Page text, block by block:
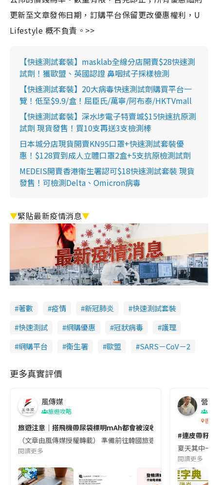
更新至文章發佈日期，訂購平台保留更改優惠權利，U
Lifestyle 概不負責。>>
【快速測試套裝】masklab全線分店開賣$28快速測
試劑！獲歐盟、英國認證 鼻咽拭子採樣檢測
【快速測試套裝】20大病毒快速測試劑購買平台一
覽！低至$9.9/盒！屈臣氏/萬寧/阿布泰/HKTVmall
【快速測試套裝】深水埗電子特賣城$15快速抗原測
試劑 現貨發售！買10支再送3支檢測棒
日本城分店現貨開賣KN95口罩+快速測試套裝優
惠！$128買到成人立體口罩2盒+5支抗原檢測試劑
MEDEIS開賣香港衛生署認可$18快速測試套裝 現貨
發售！可檢測Delta、Omicron病毒
▼緊貼最新疫情消息▼
著數 疫情 新冠肺炎
快速測試套裝
快速測試
網購優惠 冠狀病毒
護理
網購平台
衞生署 歐盟 SARS－CoV－2
更多真實評價
風傳媒
旅遊攻略
旅遊注意｜搭飛機帶尿袋標明mAh都會被沒收😱出發前切記檢查
（文章由風傳媒授權轉載） 準備前往韓國旅遊的民眾，近期要
閱讀更多
營養
香港
#連皮帶籽
夏天其中一
閱讀更多